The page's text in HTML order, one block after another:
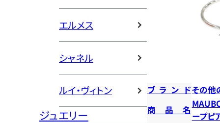
エルメス
シャネル
ルイ・ヴィトン
ジュエリー
ブランドその他
商品名
ープピ